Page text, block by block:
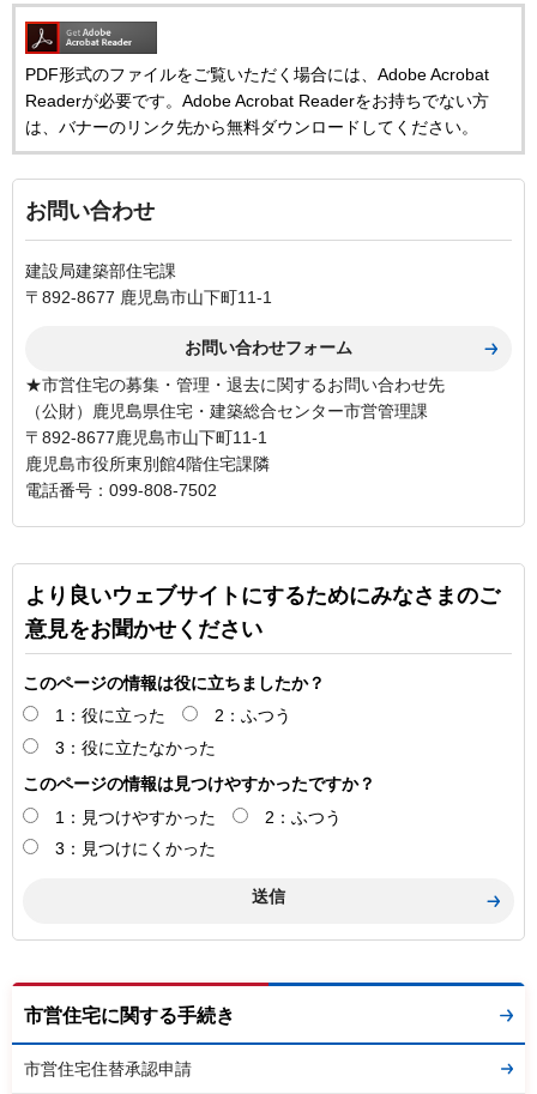
PDF形式のファイルをご覧いただく場合には、Adobe Acrobat
Readerが必要です。Adobe Acrobat Readerをお持ちでない方
は、バナーのリンク先から無料ダウンロードしてください。
お問い合わせ
建設局建築部住宅課
〒892-8677 鹿児島市山下町11-1
★市営住宅の募集・管理・退去に関するお問い合わせ先
（公財）鹿児島県住宅・建築総合センター市営管理課
〒892-8677鹿児島市山下町11-1
鹿児島市役所東別館4階住宅課隣
電話番号：099-808-7502
より良いウェブサイトにするためにみなさまのご
意見をお聞かせください
このページの情報は役に立ちましたか？
1：役に立った
2：ふつう
3：役に立たなかった
このページの情報は見つけやすかったですか？
1：見つけやすかった
2：ふつう
3：見つけにくかった
市営住宅に関する手続き
市営住宅住替承認申請